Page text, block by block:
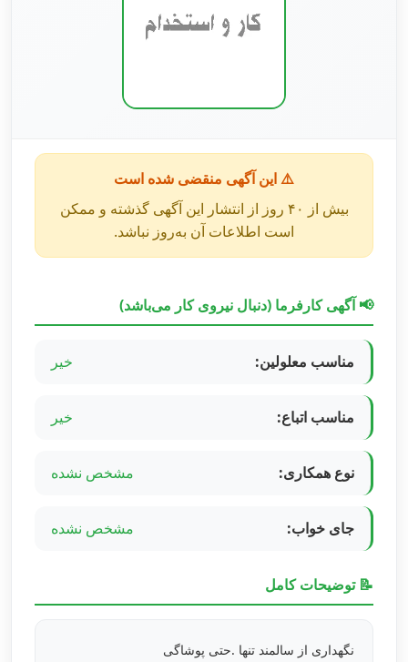
⚠️ این آگهی منقضی شده است
بیش از ۴۰ روز از انتشار این آگهی گذشته و ممکن
است اطلاعات آن به‌روز نباشد.
📢 آگهی کارفرما (دنبال نیروی کار می‌باشد)
مناسب معلولین: خیر
مناسب اتباع: خیر
نوع همکاری: مشخص نشده
جای خواب: مشخص نشده
📝 توضیحات کامل
نگهداری از سالمند تنها .حتی پوشاگی